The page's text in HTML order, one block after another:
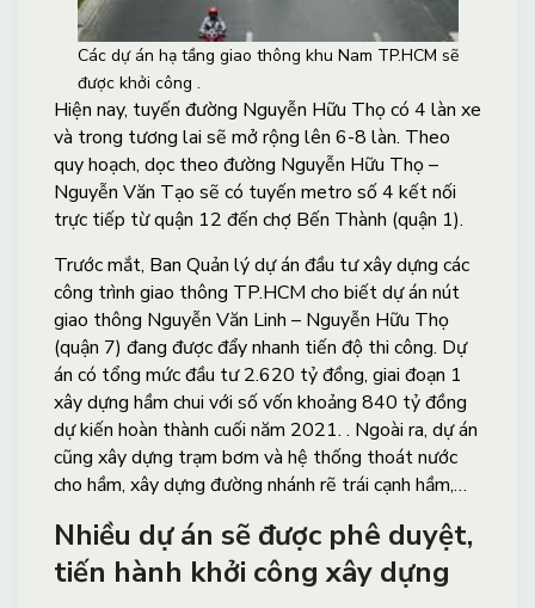
Các dự án hạ tầng giao thông khu Nam TP.HCM sẽ
được khởi công .
Hiện nay, tuyến đường Nguyễn Hữu Thọ có 4 làn xe
và trong tương lai sẽ mở rộng lên 6-8 làn. Theo
quy hoạch, dọc theo đường Nguyễn Hữu Thọ –
Nguyễn Văn Tạo sẽ có tuyến metro số 4 kết nối
trực tiếp từ quận 12 đến chợ Bến Thành (quận 1).
Trước mắt, Ban Quản lý dự án đầu tư xây dựng các
công trình giao thông TP.HCM cho biết dự án nút
giao thông Nguyễn Văn Linh – Nguyễn Hữu Thọ
(quận 7) đang được đẩy nhanh tiến độ thi công. Dự
án có tổng mức đầu tư 2.620 tỷ đồng, giai đoạn 1
xây dựng hầm chui với số vốn khoảng 840 tỷ đồng
dự kiến hoàn thành cuối năm 2021. . Ngoài ra, dự án
cũng xây dựng trạm bơm và hệ thống thoát nước
cho hầm, xây dựng đường nhánh rẽ trái cạnh hầm,…
Nhiều dự án sẽ được phê duyệt,
tiến hành khởi công xây dựng